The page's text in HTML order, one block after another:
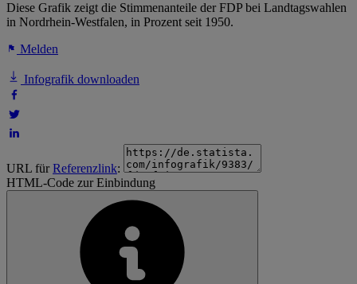
Diese Grafik zeigt die Stimmenanteile der FDP bei Landtagswahlen
in Nordrhein-Westfalen, in Prozent seit 1950.
Melden
Infografik downloaden
URL fürReferenzlink:
HTML-Code zur Einbindung